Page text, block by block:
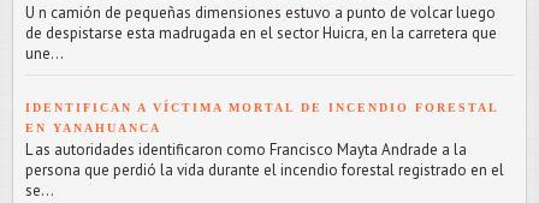
U n camión de pequeñas dimensiones estuvo a punto de volcar luego
de despistarse esta madrugada en el sector Huicra, en la carretera que
une...
IDENTIFICAN A VÍCTIMA MORTAL DE INCENDIO FORESTAL
EN YANAHUANCA
L as autoridades identificaron como Francisco Mayta Andrade a la
persona que perdió la vida durante el incendio forestal registrado en el
se...